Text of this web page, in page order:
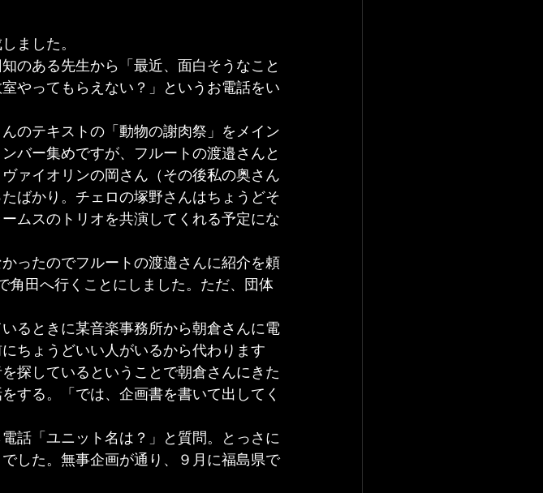
ました。
のある先生から「最近、面白そうなこと
やってもらえない？」というお電話をい
のテキストの「動物の謝肉祭」をメイン
バー集めですが、フルートの渡邉さんと
ァイオリンの岡さん（その後私の奥さん
ばかり。チェロの塚野さんはちょうどそ
ムスのトリオを共演してくれる予定にな
ったのでフルートの渡邉さんに紹介を頼
角田へ行くことにしました。ただ、団体
るときに某音楽事務所から朝倉さんに電
ちょうどいい人がいるから代わります
探しているということで朝倉さんにきた
する。「では、企画書を書いて出してく
話「ユニット名は？」と質問。とっさに
した。無事企画が通り、９月に福島県で